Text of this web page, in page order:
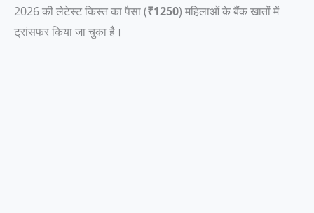
2026 की लेटेस्ट किस्त का पैसा (₹1250) महिलाओं के बैंक खातों में
ट्रांसफर किया जा चुका है।